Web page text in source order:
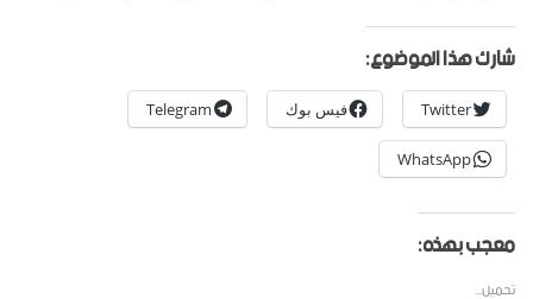
شارك هذا الموضوع:
Twitter فيس بوك Telegram
WhatsApp
معجب بهذه:
تحميل...